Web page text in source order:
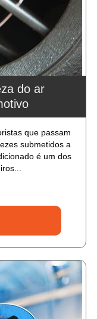
do ar
que passam
submetidos a
é um dos